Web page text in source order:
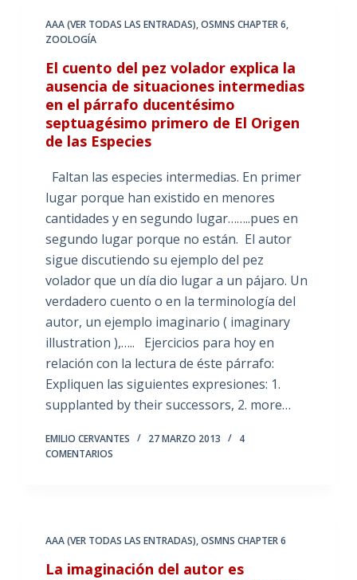
AAA (VER TODAS LAS ENTRADAS),OSMNS CHAPTER 6,
ZOOLOGÍA
El cuento del pez volador explica la
ausencia de situaciones intermedias
en el párrafo ducentésimo
septuagésimo primero de El Origen
de las Especies
Faltan las especies intermedias. En primer
lugar porque han existido en menores
cantidades y en segundo lugar……..pues en
segundo lugar porque no están. El autor
sigue discutiendo su ejemplo del pez
volador que un día dio lugar a un pájaro. Un
verdadero cuento o en la terminología del
autor, un ejemplo imaginario ( imaginary
illustration ),….. Ejercicios para hoy en
relación con la lectura de éste párrafo:
Expliquen las siguientes expresiones: 1.
supplanted by their successors, 2. more…
EMILIO CERVANTES 27 MARZO 2013
4
COMENTARIOS
AAA (VER TODAS LAS ENTRADAS),OSMNS CHAPTER 6
La imaginación del autor es